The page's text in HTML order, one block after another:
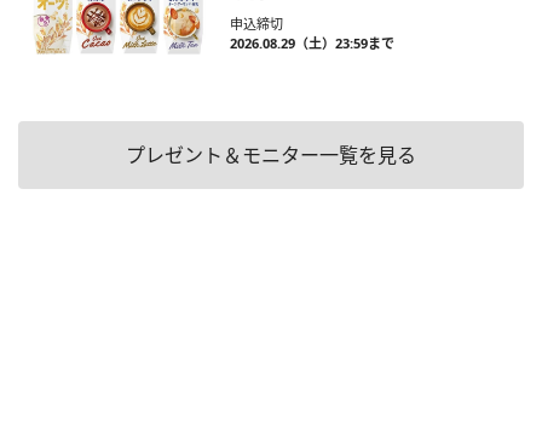
申込締切
2026.08.29（土）23:59まで
プレゼント＆モニター一覧を見る